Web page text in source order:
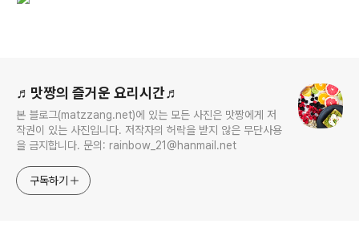
♬맛짱의 즐거운 요리시간♬
본 블로그(matzzang.net)에 있는 모든 사진은 맛짱에게 저
작권이 있는 사진입니다. 저작자의 허락을 받지 않은 무단사용
을 금지합니다. 문의: rainbow_21@hanmail.net
구독하기